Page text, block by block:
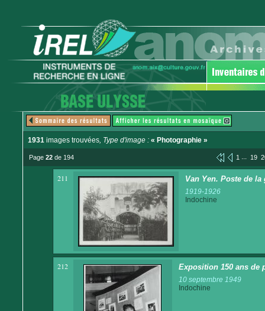
1931 images trouvées, Type d'image : « Photographie »
Page 22 de 194 1 ... 19
211 Van Yen. Poste de
1919-1926
Indochine
212 Exposition 150 ans de
10 septembre 1949
Indochine